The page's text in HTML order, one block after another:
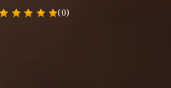
(0)